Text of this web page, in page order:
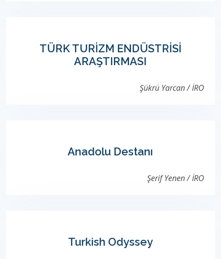
TÜRK TURİZM ENDÜSTRİSİ
ARAŞTIRMASI
Şükrü Yarcan / İRO
Anadolu Destanı
Şerif Yenen / İRO
Turkish Odyssey